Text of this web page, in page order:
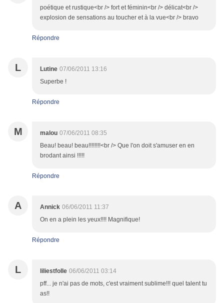
poétique et rustique<br /> fort et féminin<br /> délicat<br />
explosion de sensations au toucher et à la vue<br /> bravo
Répondre
L Lutine 07/06/2011 13:16
Superbe !
Répondre
M malou 07/06/2011 08:35
Beau! beau! beau!!!!!!!!<br /> Que l'on doit s'amuser en en
brodant ainsi !!!!!
Répondre
A Annick 06/06/2011 11:37
On en a plein les yeux!!!! Magnifique!
Répondre
L liliestfolle 06/06/2011 03:14
pff... je n'ai pas de mots, c'est vraiment sublime!!! quel talent tu
as!!